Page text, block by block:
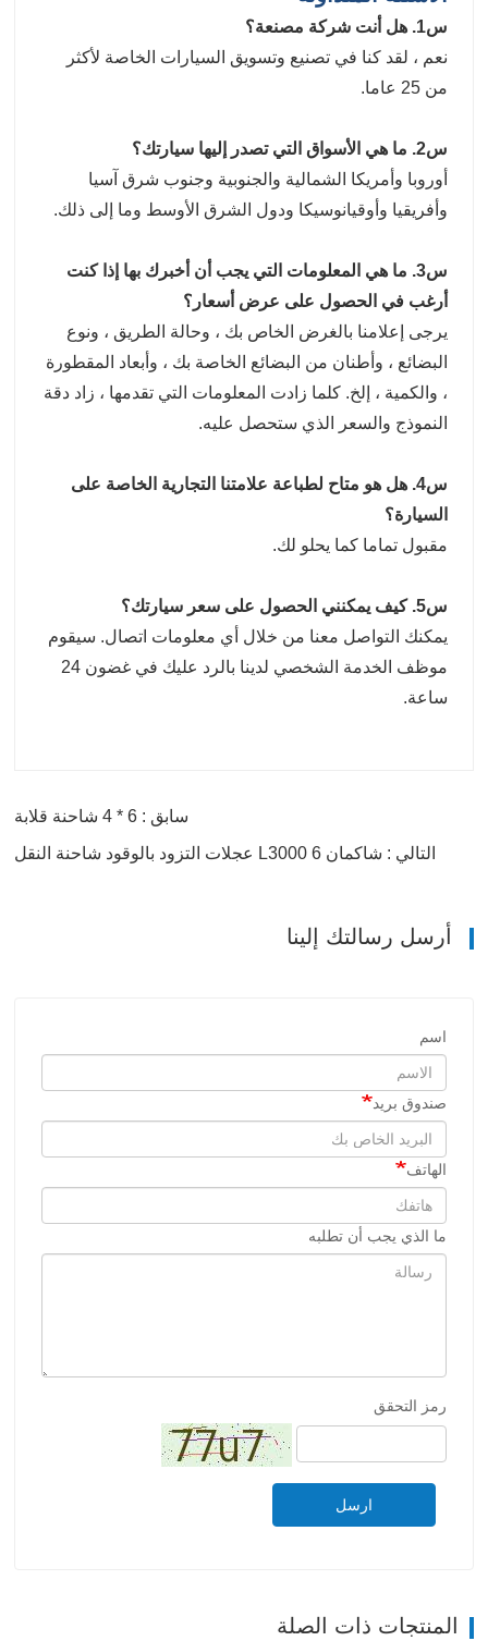
س1. هل أنت شركة مصنعة؟
نعم ، لقد كنا في تصنيع وتسويق السيارات الخاصة لأكثر
من 25 عاما.
س2. ما هي الأسواق التي تصدر إليها سيارتك؟
أوروبا وأمريكا الشمالية والجنوبية وجنوب شرق آسيا
وأفريقيا وأوقيانوسيكا ودول الشرق الأوسط وما إلى ذلك.
س3. ما هي المعلومات التي يجب أن أخبرك بها إذا كنت
أرغب في الحصول على عرض أسعار؟
يرجى إعلامنا بالغرض الخاص بك ، وحالة الطريق ، ونوع
البضائع ، وأطنان من البضائع الخاصة بك ، وأبعاد المقطورة
، والكمية ، إلخ. كلما زادت المعلومات التي تقدمها ، زاد دقة
النموذج والسعر الذي ستحصل عليه.
س4. هل هو متاح لطباعة علامتنا التجارية الخاصة على
السيارة؟
مقبول تماما كما يحلو لك.
س5. كيف يمكنني الحصول على سعر سيارتك؟
يمكنك التواصل معنا من خلال أي معلومات اتصال. سيقوم
موظف الخدمة الشخصي لدينا بالرد عليك في غضون 24
ساعة.
سابق : 6 * 4 شاحنة قلابة
التالي : شاكمان L3000 6 عجلات التزود بالوقود شاحنة النقل
أرسل رسالتك إلينا
اسم
صندوق بريد
الهاتف
ما الذي يجب أن تطلبه
رمز التحقق
ارسل
المنتجات ذات الصلة